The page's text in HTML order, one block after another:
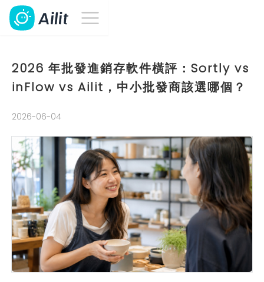
2026 年批發進銷存軟件橫評：Sortly vs
inFlow vs Ailit，中小批發商該選哪個？
2026-06-04